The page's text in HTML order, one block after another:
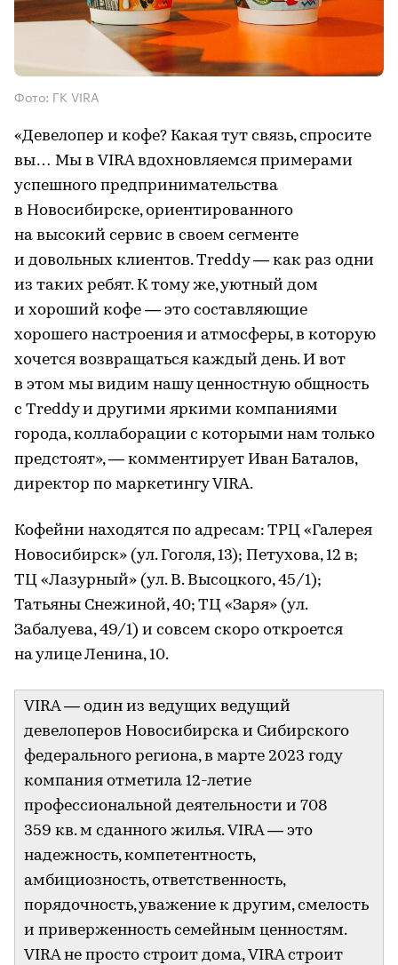
Фото: ГК VIRA
«Девелопер и кофе? Какая тут связь, спросите
вы… Мы в VIRA вдохновляемся примерами
успешного предпринимательства
в Новосибирске, ориентированного
на высокий сервис в своем сегменте
и довольных клиентов. Treddy — как раз одни
из таких ребят. К тому же, уютный дом
и хороший кофе — это составляющие
хорошего настроения и атмосферы, в которую
хочется возвращаться каждый день. И вот
в этом мы видим нашу ценностную общность
с Treddy и другими яркими компаниями
города, коллаборации с которыми нам только
предстоят», — комментирует Иван Баталов,
директор по маркетингу VIRA.
Кофейни находятся по адресам: ТРЦ «Галерея
Новосибирск» (ул. Гоголя, 13); Петухова, 12 в;
ТЦ «Лазурный» (ул. В. Высоцкого, 45/1);
Татьяны Снежиной, 40; ТЦ «Заря» (ул.
Забалуева, 49/1) и совсем скоро откроется
на улице Ленина, 10.
VIRA — один из ведущих ведущий
девелоперов Новосибирска и Сибирского
федерального региона, в марте 2023 году
компания отметила 12-летие
профессиональной деятельности и 708
359 кв. м сданного жилья. VIRA — это
надежность, компетентность,
амбициозность, ответственность,
порядочность, уважение к другим, смелость
и приверженность семейным ценностям.
VIRA не просто строит дома, VIRA строит